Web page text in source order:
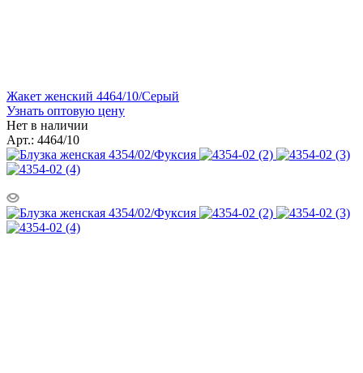
Жакет женский 4464/10/Серый
Узнать оптовую цену
Нет в наличии
Арт.: 4464/10